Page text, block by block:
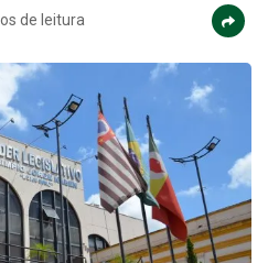
de leitura